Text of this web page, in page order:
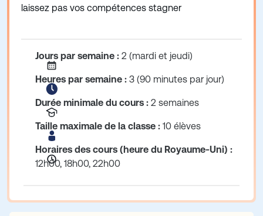
laissez pas vos compétences stagner
Jours par semaine : 2 (mardi et jeudi)
Heures par semaine : 3 (90 minutes par jour)
Durée minimale du cours : 2 semaines
Taille maximale de la classe : 10 élèves
Horaires des cours (heure du Royaume-Uni) :
12h00, 18h00, 22h00